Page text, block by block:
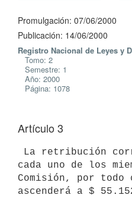
Promulgación: 07/06/2000
Publicación: 14/06/2000
Registro Nacional de Leyes y
Tomo: 2
Semestre: 1
Año: 2000
Página: 1078
Artículo 3
cada uno de los
Comisión, por todo
ascenderá a $